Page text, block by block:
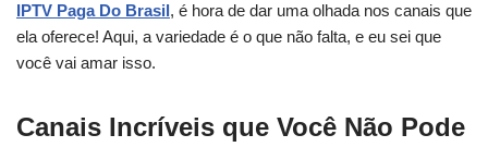
IPTV Paga Do Brasil, é hora de dar uma olhada nos canais que
ela oferece! Aqui, a variedade é o que não falta, e eu sei que
você vai amar isso.
Canais Incríveis que Você Não Pode